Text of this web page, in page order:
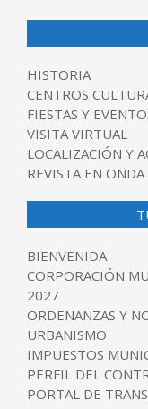
HISTORIA
CENTROS
FIESTAS Y
VISITA VIRTUAL
LOCALIZACIÓN Y
REVISTA EN ONDA
BIENVENIDA
CORPORACIÓN
2027
ORDENANZAS Y
URBANISMO
IMPUESTOS
PERFIL DEL
PORTAL DE